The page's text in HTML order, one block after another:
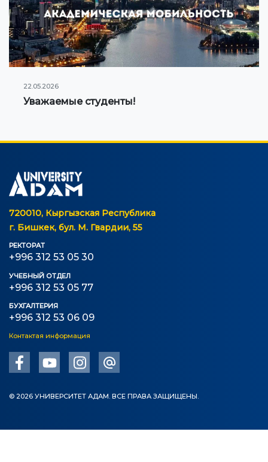
22.05.2026
Уважаемые студенты!
720010, Кыргызская Республика
г. Бишкек, бул. М. Гвардии, 55
РЕКТОРАТ
+996 312 53 05 30
УЧЕБНЫЙ ОТДЕЛ
+996 312 53 05 77
БУХГАЛТЕРИЯ
+996 312 53 06 09
Контактая информация
© 2026 УНИВЕРСИТЕТ АДАМ. ВСЕ ПРАВА ЗАЩИЩЕНЫ.